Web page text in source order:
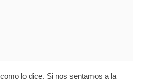
lo dice. Si nos sentamos a la